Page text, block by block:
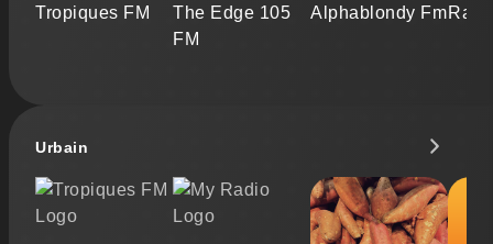
Tropiques FM
The Edge 105
FM
Alphablondy Fm
Urbain